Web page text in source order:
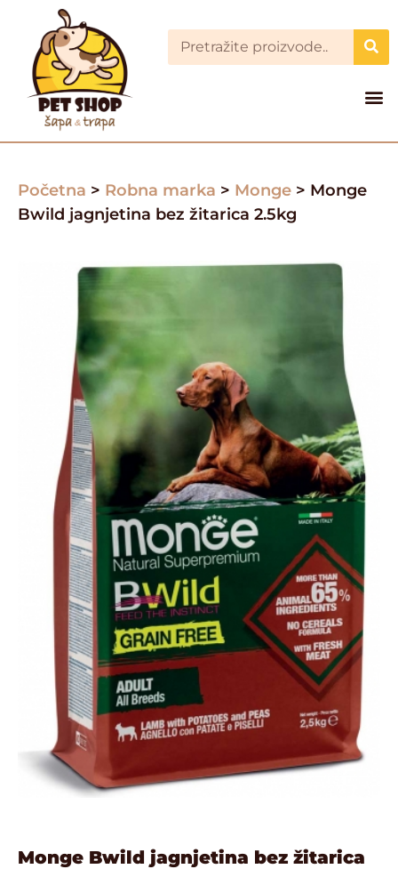
Početna > Robna marka > Monge > Monge
Bwild jagnjetina bez žitarica 2.5kg
Monge Bwild jagnjetina bez žitarica